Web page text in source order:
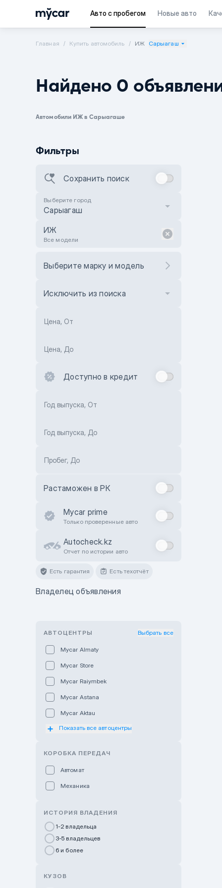
Авто с пробегом Новые авто
Главная Купить автомобиль ИЖ Сарыагаш
Найдено 0
Автомобили ИЖ в Сарыагаше
Фильтры
Сохранить поиск
Выберите город
Сарыагаш
ИЖ
Все модели
Выберите марку и модель
Исключить из поиска
Цена, От
Цена, До
Доступно в кредит
Год выпуска, От
Год выпуска, До
Пробег, До
Растаможен в РК
Mycar prime
Только проверенные авто
Autocheck.kz
Отчет по истории авто
Есть гарантия Есть техотчёт
Владелец объявления
АВТОЦЕНТРЫ Выбрать все
Mycar Almaty
Mycar Store
Mycar Raiymbek
Mycar Astana
Mycar Aktau
Mycar Uralsk
GWM Nurly Zhol
Chery Astana
Показать все автоцентры
КОРОБКА ПЕРЕДАЧ
Автомат
Механика
ИСТОРИЯ ВЛАДЕНИЯ
1-2 владельца
3-5 владельцев
6 и более
КУЗОВ